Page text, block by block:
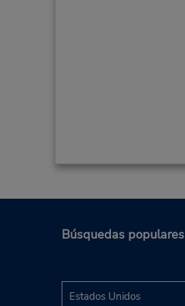
Búsquedas populares